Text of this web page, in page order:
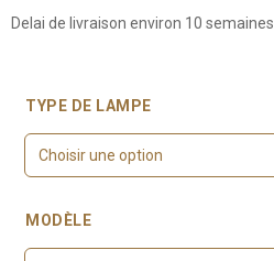
Delai de livraison environ 10 semaines.
TYPE DE LAMPE
MODÈLE